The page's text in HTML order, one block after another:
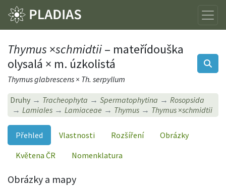
Thymus ×schmidtii– mateřídouška
olysalá × m. úzkolistá
Thymus glabrescens × Th. serpyllum
Druhy Tracheophyta Spermatophytina
Rosopsida
Lamiales
Lamiaceae Thymus Thymus ×schmidtii
Přehled Vlastnosti Rozšíření
Obrázky
Květena ČR
Nomenklatura
Obrázky a mapy